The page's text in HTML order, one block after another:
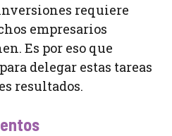
requiere
empresarios
Es por eso que
delegar estas tareas
resultados.